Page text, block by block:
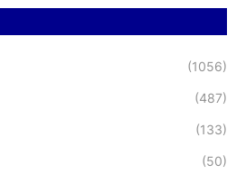
(1056)
(487)
(133)
(50)